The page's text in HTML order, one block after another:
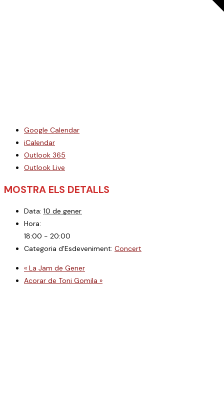
Google Calendar
iCalendar
Outlook 365
Outlook Live
MOSTRA ELS DETALLS
Data: 10 de gener
Hora:
18:00 - 20:00
Categoria d'Esdeveniment: Concert
« La Jam de Gener
Acorar de Toni Gomila »